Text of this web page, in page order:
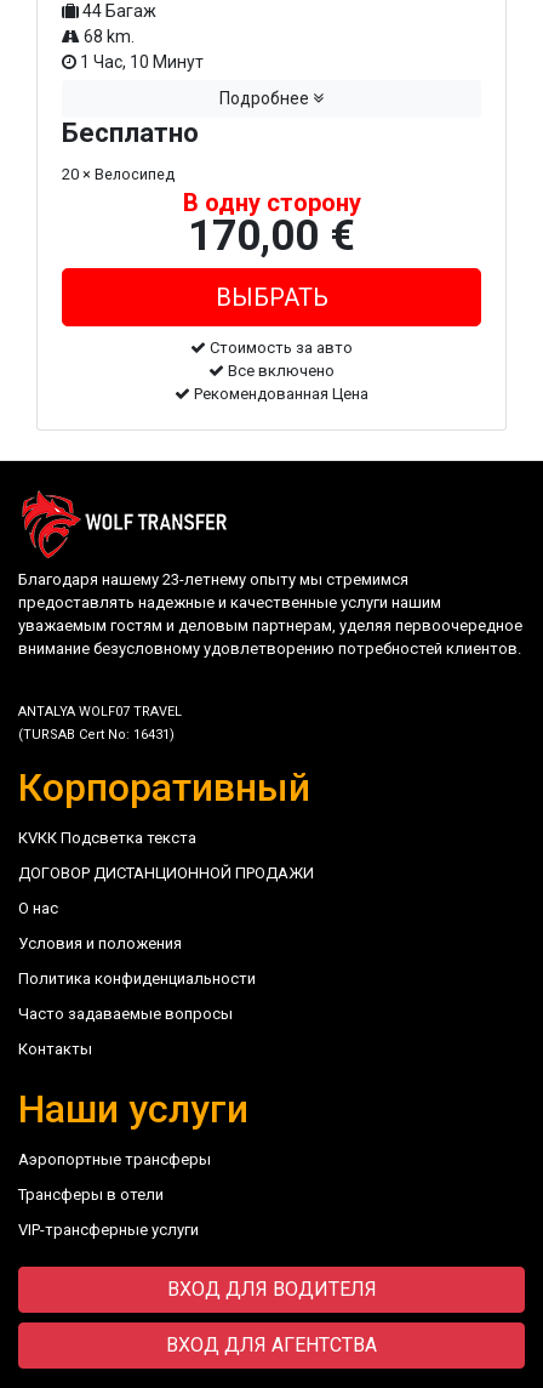
44 Багаж
68 km.
1 Час, 10 Минут
Подробнее
Бесплатно
20 × Велосипед
В одну сторону
170,00 €
Стоимость за авто
Все включено
Рекомендованная Цена
Благодаря нашему 23-летнему опыту мы стремимся
предоставлять надежные и качественные услуги нашим
уважаемым гостям и деловым партнерам, уделяя первоочередное
внимание безусловному удовлетворению потребностей клиентов.
ANTALYA WOLF07 TRAVEL
(TURSAB Cert No: 16431)
Корпоративный
КVКК Подсветка текста
ДОГОВОР ДИСТАНЦИОННОЙ ПРОДАЖИ
О нас
Условия и положения
Политика конфиденциальности
Часто задаваемые вопросы
Контакты
Наши услуги
Аэропортные трансферы
Трансферы в отели
VIP-трансферные услуги
ВХОД ДЛЯ ВОДИТЕЛЯ
ВХОД ДЛЯ АГЕНТСТВА